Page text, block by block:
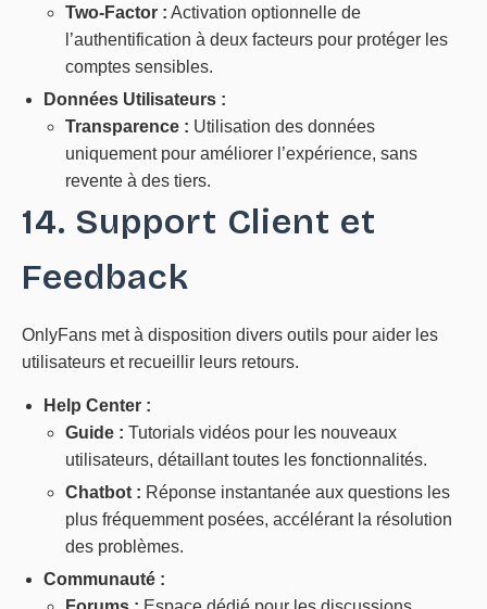
Two-Factor : Activation optionnelle de
l’authentification à deux facteurs pour protéger les
comptes sensibles.
Données Utilisateurs :
Transparence : Utilisation des données
uniquement pour améliorer l’expérience, sans
revente à des tiers.
14. Support Client et
Feedback
OnlyFans met à disposition divers outils pour aider les
utilisateurs et recueillir leurs retours.
Help Center :
Guide : Tutorials vidéos pour les nouveaux
utilisateurs, détaillant toutes les fonctionnalités.
Chatbot : Réponse instantanée aux questions les
plus fréquemment posées, accélérant la résolution
des problèmes.
Communauté :